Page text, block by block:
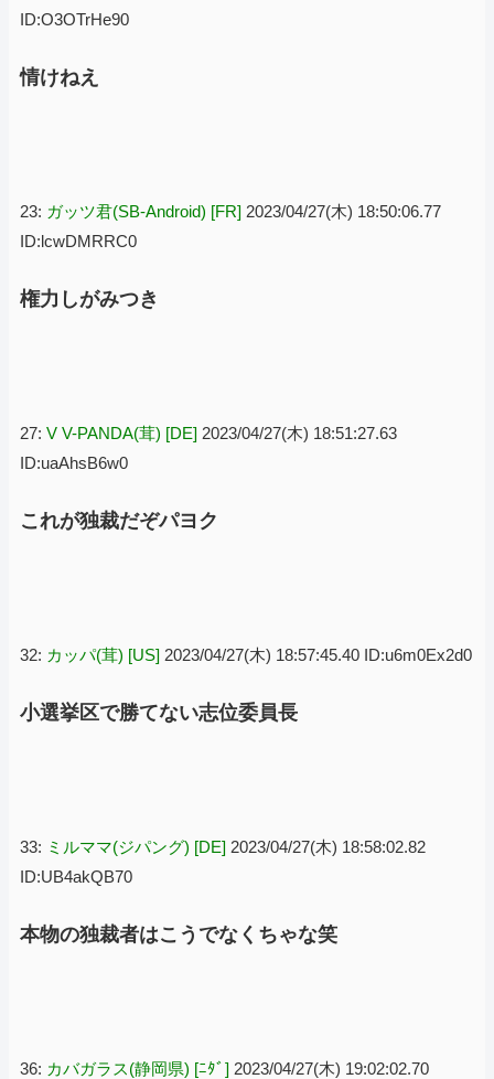
ID:O3OTrHe90
情けねえ
23: ガッツ君(SB-Android) [FR] 2023/04/27(木) 18:50:06.77
ID:lcwDMRRC0
権力しがみつき
27: V V-PANDA(茸) [DE] 2023/04/27(木) 18:51:27.63
ID:uaAhsB6w0
これが独裁だぞパヨク
32: カッパ(茸) [US] 2023/04/27(木) 18:57:45.40 ID:u6m0Ex2d0
小選挙区で勝てない志位委員長
33: ミルママ(ジパング) [DE] 2023/04/27(木) 18:58:02.82
ID:UB4akQB70
本物の独裁者はこうでなくちゃな笑
36: カバガラス(静岡県) [ﾆﾀﾞ] 2023/04/27(木) 19:02:02.70